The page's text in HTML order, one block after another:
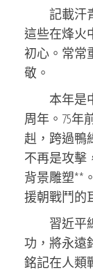
記載汗
這些在烽火
初心。常常
敬。
本年是
周年。75年
赳，跨過鴨
不再是攻擊
背景雕塑**
援朝戰鬥的
習近平
功，將永遠
銘記在人類